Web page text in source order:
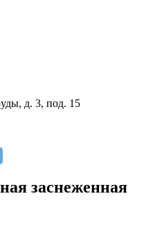
д. 3, под. 15
заснеженная